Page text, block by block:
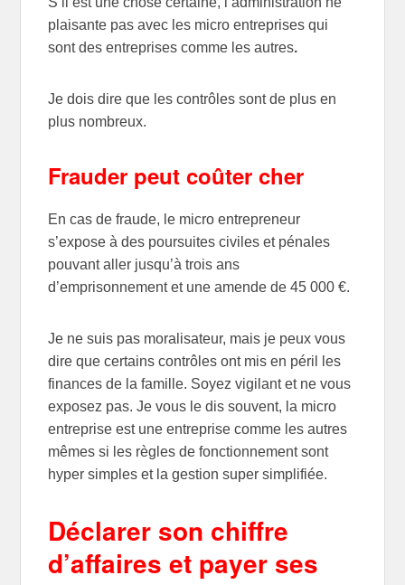
plaisante pas avec les micro entreprises qui
sont des entreprises comme les autres.
Je dois dire que les contrôles sont de plus en
plus nombreux.
Frauder peut coûter cher
En cas de fraude, le micro entrepreneur
s’expose à des poursuites civiles et pénales
pouvant aller jusqu’à trois ans
d’emprisonnement et une amende de 45 000 €.
Je ne suis pas moralisateur, mais je peux vous
dire que certains contrôles ont mis en péril les
finances de la famille. Soyez vigilant et ne vous
exposez pas. Je vous le dis souvent, la micro
entreprise est une entreprise comme les autres
mêmes si les règles de fonctionnement sont
hyper simples et la gestion super simplifiée.
Déclarer son chiffre
d’affaires et payer ses